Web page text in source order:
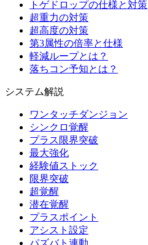
トゲドロップの仕様と対策
超重力の対策
超高度の対策
第3属性の倍率と仕様
軽減ループとは？
落ちコン予知とは？
システム解説
ワンタッチダンジョン
シンクロ覚醒
プラス限界突破
最大強化
経験値ストック
限界突破
超覚醒
潜在覚醒
プラスポイント
アシスト設定
パズバト連動